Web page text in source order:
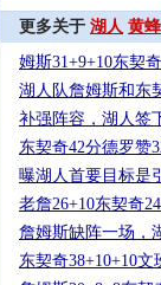
更多关于 湖人 黄蜂
姆斯31+9+10东契
湖人队詹姆斯和东
补强阵容，湖人签
东契奇42分德罗赞
曝湖人首要目标是
老詹26+10东契奇
詹姆斯缺阵一场，
东契奇38+10+10文